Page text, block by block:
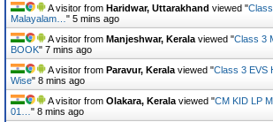
A visitor from Haridwar, Uttarakhand viewed "
Malayalam… " 5 mins ago
A visitor from Manjeshwar, Kerala viewed "Class 3
BOOK" 7 mins ago
A visitor from Paravur, Kerala viewed "Class 3 EVS
Wise" 8 mins ago
A visitor from Olakara, Kerala viewed "CM KID LP
01… " 8 mins ago